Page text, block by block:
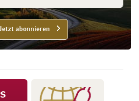
abonnieren